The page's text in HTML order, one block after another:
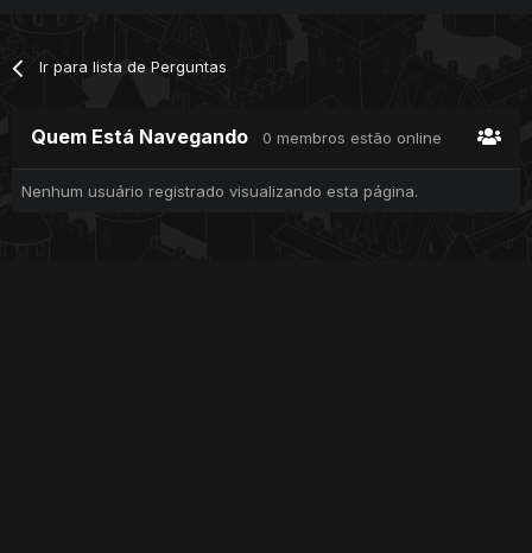
Ir para lista de Perguntas
Quem Está Navegando 0 membros estão online
Nenhum usuário registrado visualizando esta página.